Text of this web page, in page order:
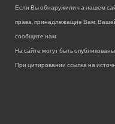
Если Вы обнаружили на нашем
права, принадлежащие Вам,
сообщите нам.
На сайте могут быть
При цитировании ссылка на